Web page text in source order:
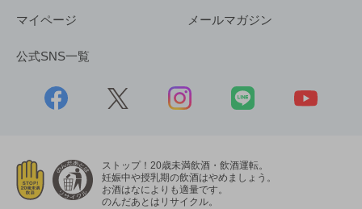
マイページ メールマガジン
公式SNS一覧
ストップ！20歳未満飲酒・飲酒運転。
妊娠中や授乳期の飲酒はやめましょう。
お酒はなによりも適量です。
のんだあとはリサイクル。